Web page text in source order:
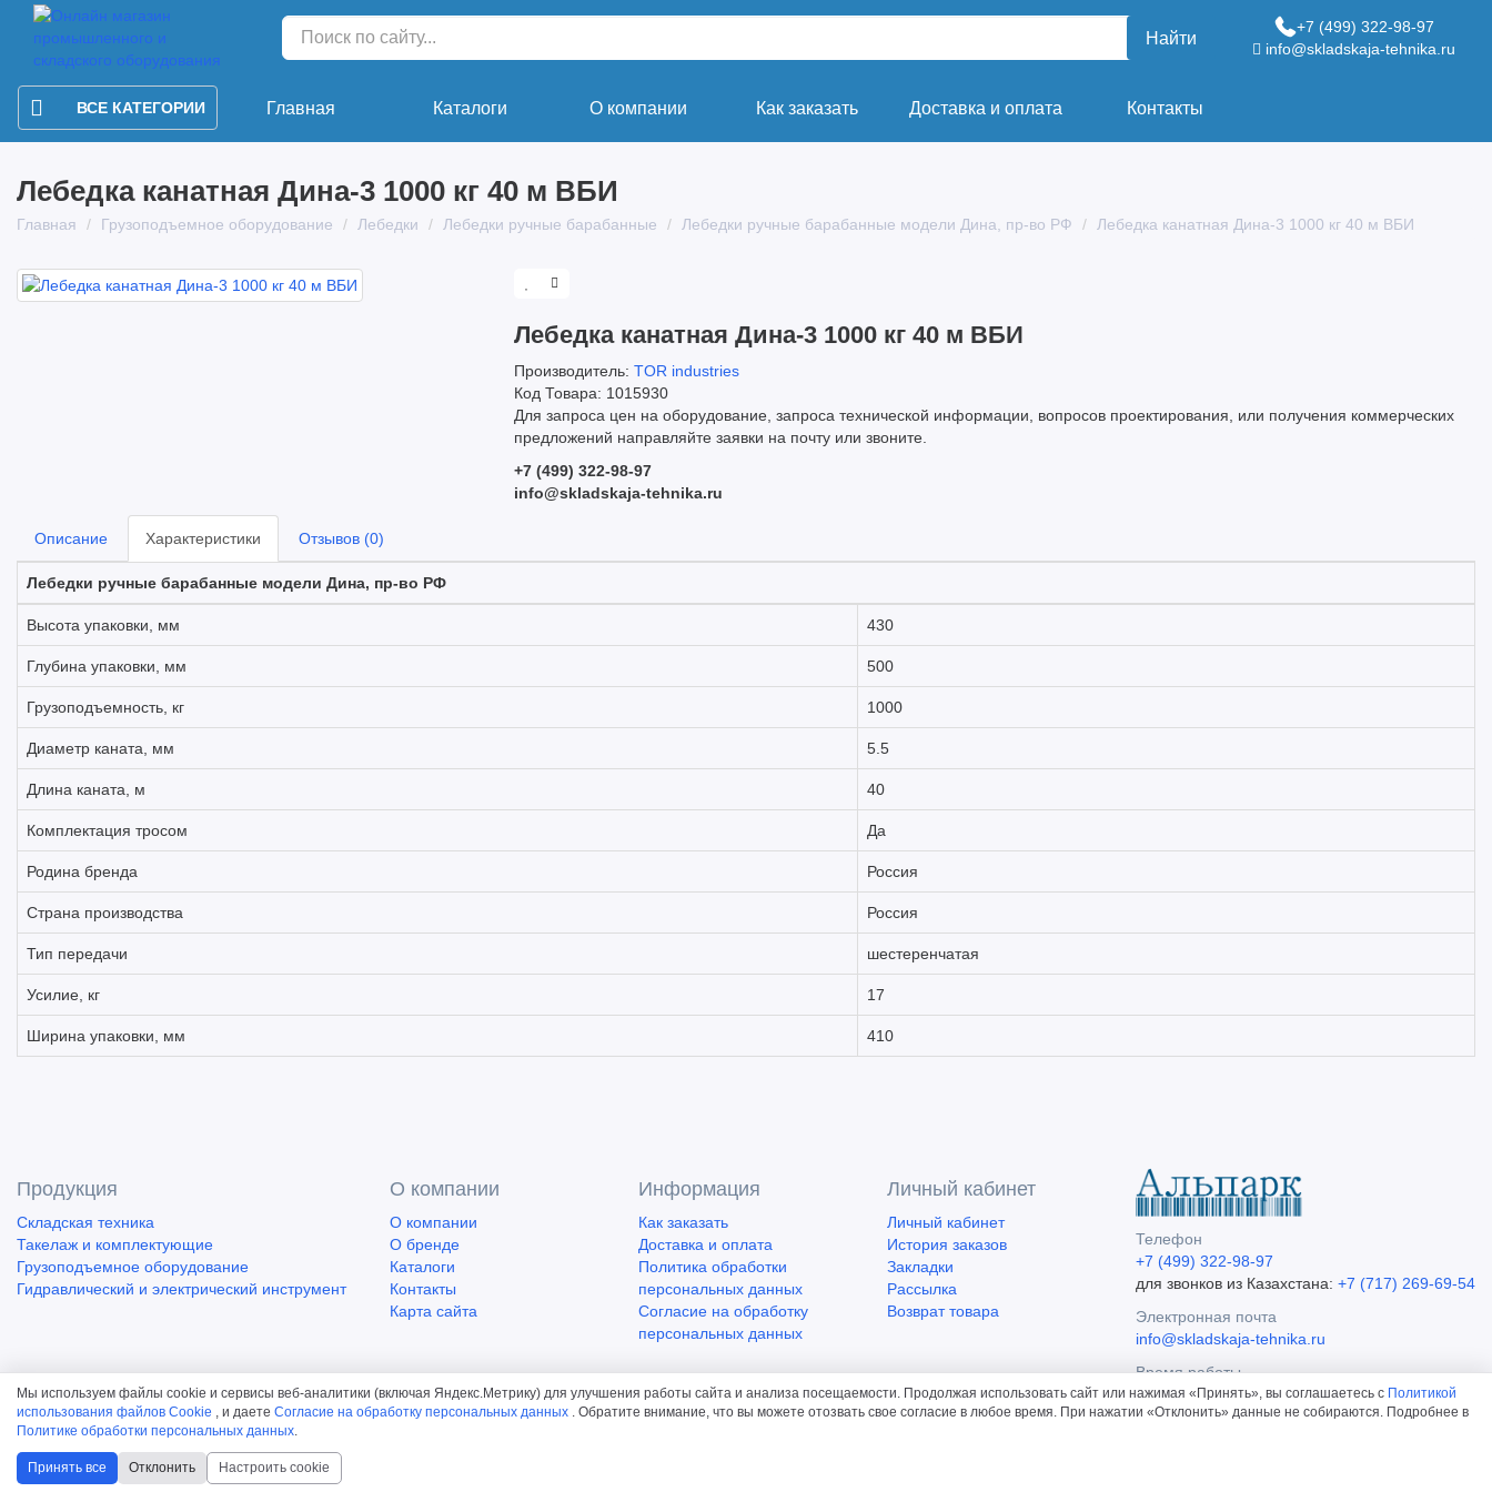
Найти
+7 (499) 322-98-97
info@skladskaja-tehnika.ru
ВСЕ КАТЕГОРИИ Главная Каталоги О компании Как заказать Доставка и оплата Контакты
Лебедка канатная Дина-3 1000 кг 40 м ВБИ
Главная Грузоподъемное оборудование Лебедки Лебедки ручные барабанные Лебедки ручные барабанные модели Дина, пр-во РФ Лебедка канатная Дина-3 1000 кг 40 м ВБИ
Лебедка канатная Дина-3 1000 кг 40 м ВБИ
Производитель: TOR industries
Код Товара: 1015930
Для запроса цен на оборудование, запроса технической информации, вопросов проектирования, или получения коммерческих
предложений направляйте заявки на почту или звоните.
+7 (499) 322-98-97
info@skladskaja-tehnika.ru
Описание Характеристики Отзывов (0)
Лебедки ручные барабанные модели Дина, пр-во РФ
Высота упаковки, мм 430
Глубина упаковки, мм 500
Грузоподъемность, кг 1000
Диаметр каната, мм 5.5
Длина каната, м 40
Комплектация тросом Да
Родина бренда Россия
Страна производства Россия
Тип передачи шестеренчатая
Усилие, кг 17
Ширина упаковки, мм 410
Продукция
Складская техника
Такелаж и комплектующие
Грузоподъемное оборудование
Гидравлический и электрический инструмент
О компании
О компании
О бренде
Каталоги
Контакты
Карта сайта
Информация
Как заказать
Доставка и оплата
Политика обработки
персональных данных
Согласие на обработку
персональных данных
Личный кабинет
Личный кабинет
История заказов
Закладки
Рассылка
Возврат товара
Телефон
+7 (499) 322-98-97
для звонков из Казахстана: +7 (717) 269-69-54
Электронная почта
info@skladskaja-tehnika.ru
Время работы
Пн.—Пт. 09:00—18:00 (МСК)
Онлайн магазин промышленного и складского оборудования © 2026. Все права защищены
Мы используем файлы cookie и сервисы веб-аналитики (включая Яндекс.Метрику) для улучшения работы сайта и анализа посещаемости. Продолжая использовать сайт или нажимая «Принять», вы соглашаетесь с Политикой
использования файлов Cookie , и даете Согласие на обработку персональных данных . Обратите внимание, что вы можете отозвать свое согласие в любое время. При нажатии «Отклонить» данные не собираются. Подробнее в
Политике обработки персональных данных.
Принять все Отклонить Настроить cookie